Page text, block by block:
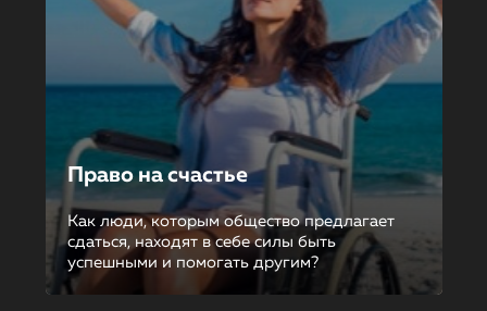
Право на счастье
Как люди, которым общество предлагает
сдаться, находят в себе силы быть
успешными и помогать другим?